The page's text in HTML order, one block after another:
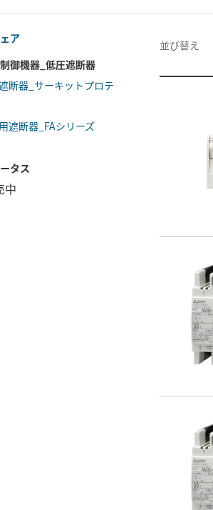
ア
御機器_低圧遮断器
断器_サーキットプロテ
遮断器_FAシリーズ
タス
中
並び替え